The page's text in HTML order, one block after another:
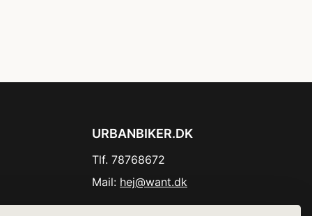
URBANBIKER.DK
Tlf. 78768672
Mail: hej@want.dk